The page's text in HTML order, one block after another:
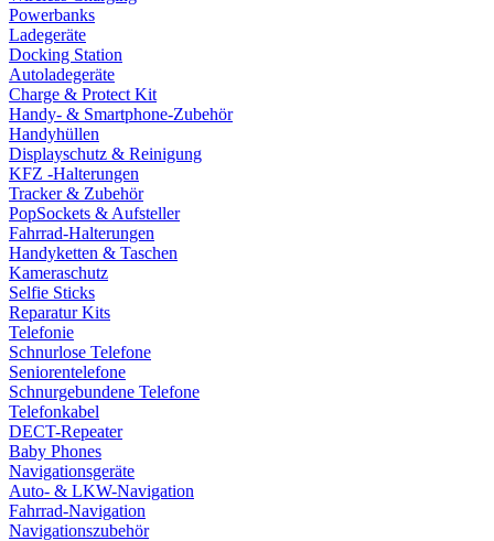
Powerbanks
Ladegeräte
Docking Station
Autoladegeräte
Charge & Protect Kit
Handy- & Smartphone-Zubehör
Handyhüllen
Displayschutz & Reinigung
KFZ -Halterungen
Tracker & Zubehör
PopSockets & Aufsteller
Fahrrad-Halterungen
Handyketten & Taschen
Kameraschutz
Selfie Sticks
Reparatur Kits
Telefonie
Schnurlose Telefone
Seniorentelefone
Schnurgebundene Telefone
Telefonkabel
DECT-Repeater
Baby Phones
Navigationsgeräte
Auto- & LKW-Navigation
Fahrrad-Navigation
Navigationszubehör